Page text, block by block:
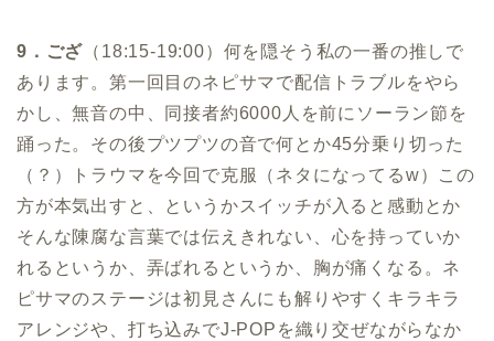
9．ござ （18:15-19:00）何を隠そう私の一番の推しで
あります。第一回目のネピサマで配信トラブルをやら
かし、無音の中、同接者約6000人を前にソーラン節を
踊った。その後プツプツの音で何とか45分乗り切った
（？）トラウマを今回で克服（ネタになってるw）この
方が本気出すと、というかスイッチが入ると感動とか
そんな陳腐な言葉では伝えきれない、心を持っていか
れるというか、弄ばれるというか、胸が痛くなる。ネ
ピサマのステージは初見さんにも解りやすくキラキラ
アレンジや、打ち込みでJ-POPを織り交ぜながらなか